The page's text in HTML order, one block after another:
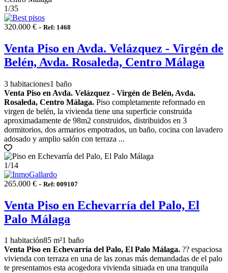
1/35
320.000 € - Ref: 1468
Venta Piso en Avda. Velázquez - Virgén de
Belén, Avda. Rosaleda, Centro Málaga
3 habitaciones1 baño
Venta Piso en Avda. Velázquez - Virgén de Belén, Avda.
Rosaleda, Centro Málaga. Piso completamente reformado en
virgen de belén, la vivienda tiene una superficie construida
aproximadamente de 98m2 construidos, distribuidos en 3
dormitorios, dos armarios empotrados, un baño, cocina con lavadero
adosado y amplio salón con terraza ...
1/14
265.000 € - Ref: 009107
Venta Piso en Echevarría del Palo, El
Palo Málaga
1 habitación85 m²1 baño
Venta Piso en Echevarría del Palo, El Palo Málaga. ?? espaciosa
vivienda con terraza en una de las zonas más demandadas de el palo
te presentamos esta acogedora vivienda situada en una tranquila